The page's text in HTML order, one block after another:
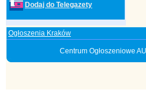
Dodaj do Telegazety
Ogłoszenia Kraków
Centrum Ogłoszeniowe